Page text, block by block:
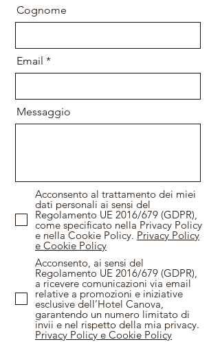
Cognome
Email
Messaggio
Acconsento al trattamento dei miei
dati personali ai sensi del
Regolamento UE 2016/679 (GDPR),
come specificato nella Privacy Policy
e nella Cookie Policy. Privacy Policy
e Cookie Policy
Acconsento, ai sensi del
Regolamento UE 2016/679 (GDPR),
a ricevere comunicazioni via email
relative a promozioni e iniziative
esclusive dell’Hotel Canova,
garantendo un numero limitato di
invii e nel rispetto della mia privacy.
Privacy Policy e Cookie Policy